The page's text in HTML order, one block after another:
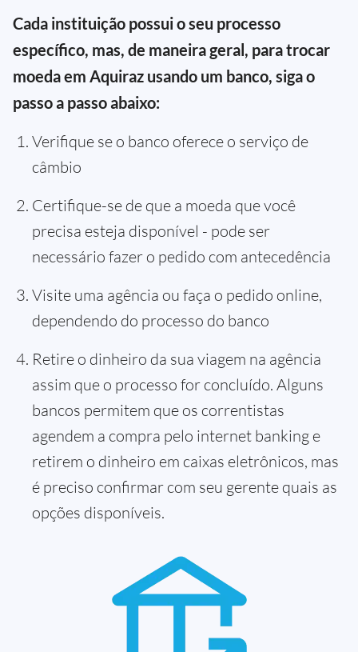
Cada instituição possui o seu processo
específico, mas, de maneira geral, para trocar
moeda em Aquiraz usando um banco, siga o
passo a passo abaixo:
Verifique se o banco oferece o serviço de
câmbio
Certifique-se de que a moeda que você
precisa esteja disponível - pode ser
necessário fazer o pedido com antecedência
Visite uma agência ou faça o pedido online,
dependendo do processo do banco
Retire o dinheiro da sua viagem na agência
assim que o processo for concluído. Alguns
bancos permitem que os correntistas
agendem a compra pelo internet banking e
retirem o dinheiro em caixas eletrônicos, mas
é preciso confirmar com seu gerente quais as
opções disponíveis.